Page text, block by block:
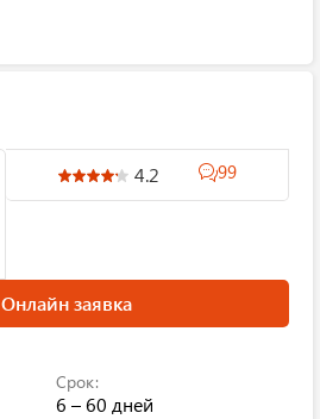
4.2 99
Онлайн заявка
Срок:
6 – 60 дней